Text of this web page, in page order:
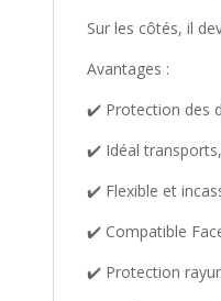
Sur les côtés, il
Avantages :
✔️ Protection des
✔️ Idéal
✔️ Flexible et
✔️ Compatible
✔️ Protection